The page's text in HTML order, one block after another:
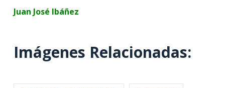
Juan José Ibáñez
Imágenes Relacionadas: